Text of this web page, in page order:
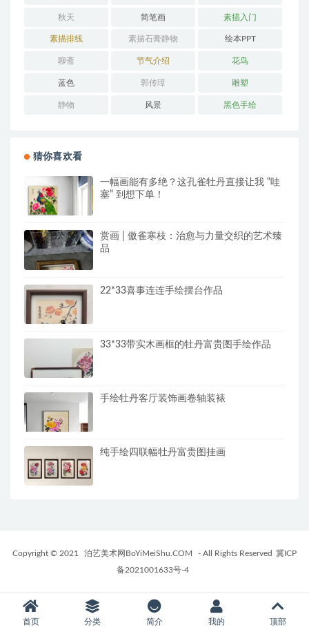
秋天 简笔画 素描入门
素描排线 素描石膏静物 绘本PPT
聊斋 节气介绍 花鸟
蓝色 郭传璋 雕塑
静物 风景 黑色手绘
猜你喜欢看
一幅画能有多绝？这孔雀牡丹直接让我 “哇
塞” 到想下单！
赏画 | 傲雀寒枝：治愈与力量交织的艺术臻
品
22*33喜事连连手绘摆台作品
33*33带实木画框的牡丹富贵图手绘作品
手绘牡丹客厅装饰画卷轴装裱
纯手绘四联幅牡丹富贵图挂画
Copyright © 2021 泊艺美术网BoYiMeiShu.COM - All Rights Reserved 冀ICP
备2021001633号-4
首页 分类 简介 我的 顶部